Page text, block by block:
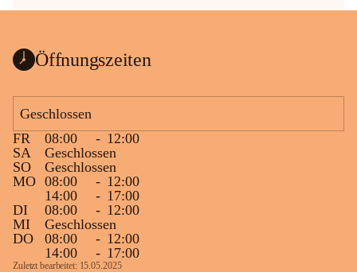
Öffnungszeiten
Geschlossen
FR
08:00 - 12:00
SA
Geschlossen
SO
Geschlossen
MO 08:00 - 12:00
14:00
- 17:00
DI
08:00 - 12:00
MI
Geschlossen
DO
08:00 - 12:00
14:00
- 17:00
Zuletzt bearbeitet: 15.05.2025